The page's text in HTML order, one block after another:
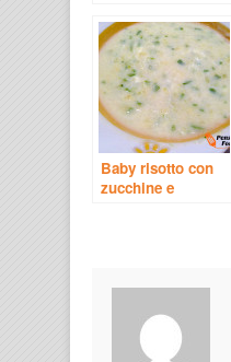
Baby risotto con
zucchine e